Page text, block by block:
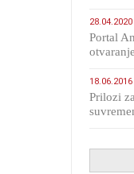
28.04.2020
Portal
18.06.2016
Prilozi